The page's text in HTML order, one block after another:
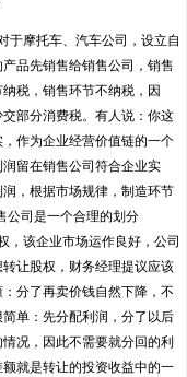
于摩托车、汽车公司，设立自
品先销售给销售公司，销售
税，销售环节不纳税，因
部分消费税。有人说：你这
作为企业经营价值链的一个
留在销售公司符合企业实
，根据市场规律，制造环节
公司是一个合理的划分
，该企业市场运作良好，公司
让股权，财务经理提议应该
分了再卖价钱自然下降，不
单：先分配利润，分了以后
况，因此不需要就分回的利
就是转让的投资收益中的一